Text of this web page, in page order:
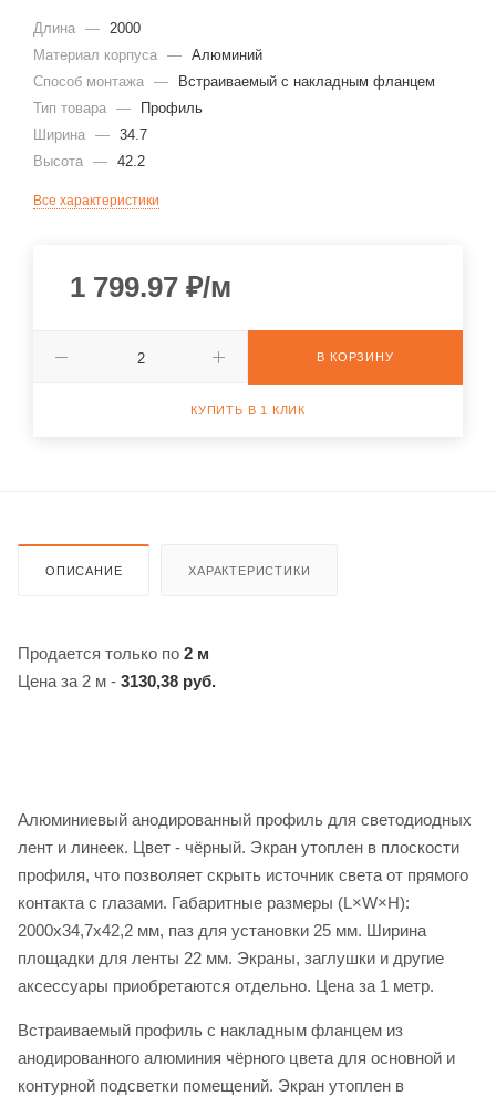
Длина — 2000
Материал корпуса — Алюминий
Способ монтажа —
Встраиваемый с накладным фланцем
Тип товара —
Профиль
Ширина — 34.7
Высота — 42.2
Все характеристики
1 799.97 ₽/м
В КОРЗИНУ
КУПИТЬ В 1 КЛИК
ОПИСАНИЕ ХАРАКТЕРИСТИКИ
Продается только по 2 м
Цена за 2 м - 3130,38 руб.
Алюминиевый анодированный профиль для светодиодных
лент и линеек. Цвет - чёрный. Экран утоплен в плоскости
профиля, что позволяет скрыть источник света от прямого
контакта с глазами. Габаритные размеры (L×W×H):
2000x34,7x42,2 мм, паз для установки 25 мм. Ширина
площадки для ленты 22 мм. Экраны, заглушки и другие
аксессуары приобретаются отдельно. Цена за 1 метр.
Встраиваемый профиль с накладным фланцем из
анодированного алюминия чёрного цвета для основной и
контурной подсветки помещений. Экран утоплен в